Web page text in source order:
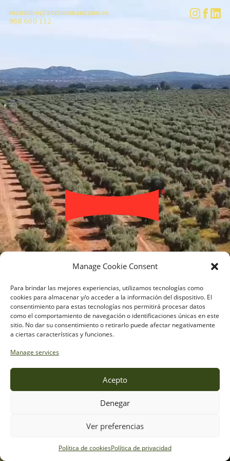
Manage Cookie Consent
Para brindar las mejores experiencias, utilizamos tecnologías como
cookies para almacenar y/o acceder a la información del dispositivo. El
consentimiento para estas tecnologías nos permitirá procesar datos
como el comportamiento de navegación o identificaciones únicas en este
sitio. No dar su consentimiento o retirarlo puede afectar negativamente
a ciertas características y funciones.
Manage services
Acepto
Denegar
Ver preferencias
Política de cookiesPolítica de privacidad
manzano@aceitesmanzano.es
968 600 112
Aceites de oliva y semillas
Desde 1966
la buena cocina
Próximamente nueva web